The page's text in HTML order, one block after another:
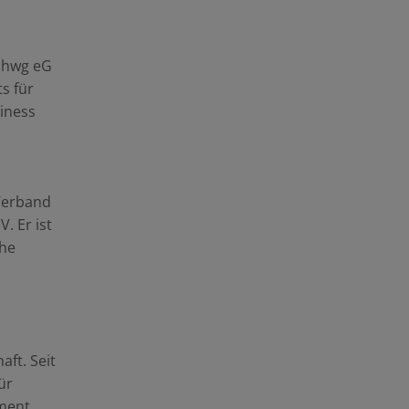
eG
für
Er ist
Seit